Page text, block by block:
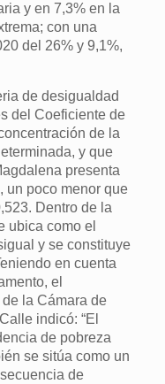
y en 7,3% en la
con una
del 26% y 9,1%,
de desigualdad
del Coeficiente de
de la
y que
presenta
un poco menor que
Dentro de la
ubica como el
y se constituye
en cuenta
el
la Cámara de
indicó: “El
de pobreza
se sitúa como un
de